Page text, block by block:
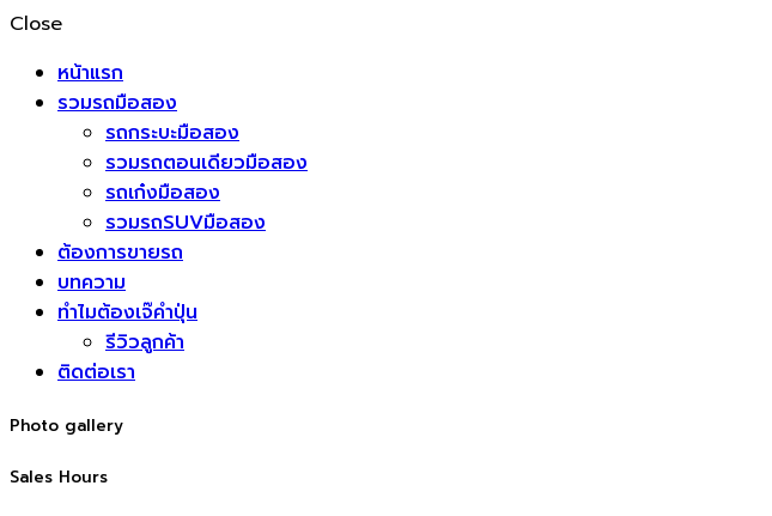
Close
หน้าแรก
รวมรถมือสอง
รถกระบะมือสอง
รวมรถตอนเดียวมือสอง
รถเก๋งมือสอง
รวมรถSUVมือสอง
ต้องการขายรถ
บทความ
ทำไมต้องเจ๊คำปุ่น
รีวิวลูกค้า
ติดต่อเรา
Photo gallery
Sales Hours